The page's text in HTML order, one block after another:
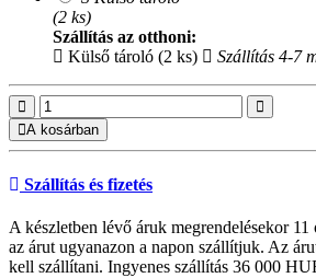
(2 ks)
Szállítás az otthoni:
Külső tároló (2 ks)
Szállítás 4-7
A kosárban
Szállítás és fizetés
A készletben lévő áruk megrendelésekor
az árut ugyanazon a napon szállítjuk. Az
kell szállítani. Ingyenes szállítás 36 000